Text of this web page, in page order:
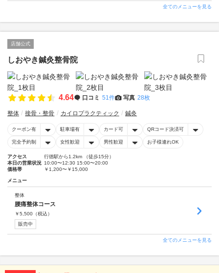
全てのメニューを見る
店舗公式
しおやき鍼灸整骨院
4.64 口コミ 51件 写真 28枚
整体 接骨・整骨 カイロプラクティック 鍼灸
クーポン有 駐車場有 カード可 QRコード決済可
完全予約制 女性歓迎 男性歓迎 お子様連れOK
アクセス
行徳駅から1.2km （徒歩15分）
本日の営業状況 10:00〜12:30 15:00〜20:00
価格帯
￥1,200〜￥15,000
メニュー
整体
腰痛整体コース
￥5,500 （税込）
販売中
全てのメニューを見る